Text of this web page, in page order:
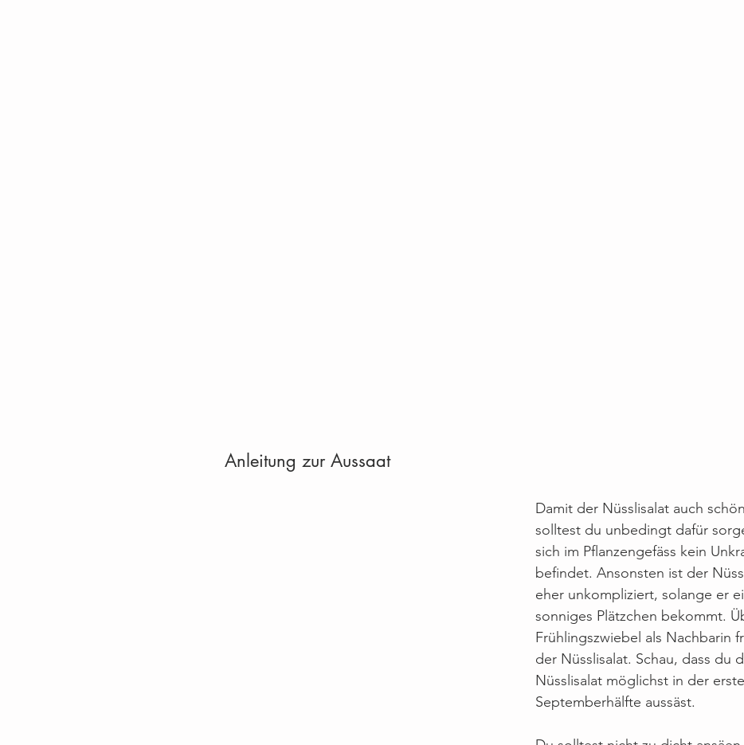
Anleitung zur Aussaat
Damit der Nüsslisalat auch
solltest du unbedingt dafür
sich im Pflanzengefäss kein
befindet. Ansonsten ist der
eher unkompliziert, solange er
sonniges Plätzchen bekommt.
Frühlingszwiebel als Nachbarin
der Nüsslisalat. Schau, dass du
Nüsslisalat möglichst in der
Septemberhälfte aussäst.